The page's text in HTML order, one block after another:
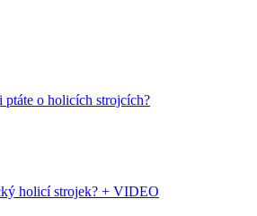
ptáte o holicích strojcích?
holicí strojek? + VIDEO